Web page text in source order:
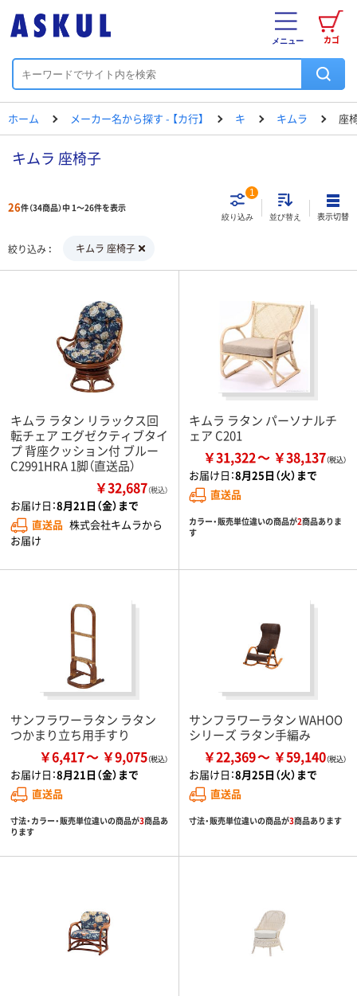
カゴ
メニュー
ホーム メーカー名から探す - 【カ行】 キ キムラ 座
キムラ 座椅子
26件（34商品）中 1～26件を表示
絞り込み
1
並び替え 表示切替
絞り込み キムラ 座椅子
キムラ ラタン リラックス回
転チェア エグゼクティブタイ
プ 背座クッション付 ブルー
C2991HRA 1脚（直送品）
￥32,687（税込）
お届け日：8月21日（金）まで
直送品 株式会社キムラから
お届け
キムラ ラタン パーソナルチ
ェア C201
￥31,322 ￥38,137
お届け日：8月25日（火）まで
直送品
カラー・販売単位違いの商品が2商品ありま
す
サンフラワーラタン ラタン
つかまり立ち用手すり
￥6,417 ￥9,075
お届け日：8月21日（金）まで
直送品
寸法・カラー・販売単位違いの商品が3商品あ
ります
サンフラワーラタン WAHOO
シリーズ ラタン手編み
￥22,369 ￥59,140
お届け日：8月25日（火）まで
直送品
寸法・販売単位違いの商品が3商品あります